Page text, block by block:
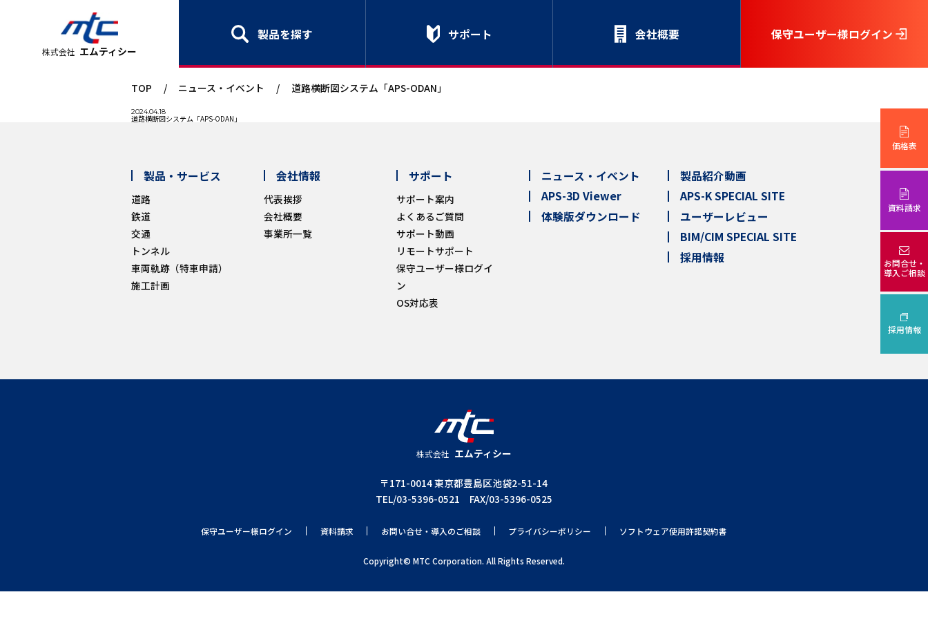
株式会社 エムティシー
製品を探す サポート 会社概要 保守ユーザー様ログイン
価格表
資料請求
お問合せ・
導入ご相談
採用情報
TOP / ニュース・イベント / 道路横断図システム「APS-ODAN」
2024.04.18
道路横断図システム「APS-ODAN」
製品・サービス
道路
鉄道
交通
トンネル
車両軌跡（特車申請）
施工計画
会社情報
代表挨拶
会社概要
事業所一覧
サポート
サポート案内
よくあるご質問
サポート動画
リモートサポート
保守ユーザー様ログイ
ン
OS対応表
ニュース・イベント
APS-3D Viewer
体験版ダウンロード
製品紹介動画
APS-K SPECIAL SITE
ユーザーレビュー
BIM/CIM SPECIAL SITE
採用情報
株式会社 エムティシー
〒171-0014 東京都豊島区池袋2-51-14
TEL/03-5396-0521 FAX/03-5396-0525
保守ユーザー様ログイン 資料請求 お問い合せ・導入のご相談 プライバシーポリシー ソフトウェア使用許諾契約書
Copyright© MTC Corporation. All Rights Reserved.